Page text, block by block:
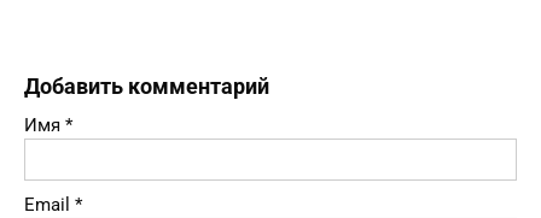
Добавить комментарий
Имя *
Email *